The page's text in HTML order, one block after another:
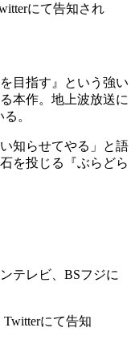
にて告知され
目指す』という強い
本作。地上波放送に
。
知らせてやる」と語
を投じる『ぶらどら
テレビ、BSフジに
にて告知